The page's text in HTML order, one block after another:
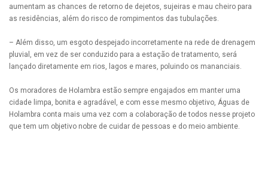
aumentam as chances de retorno de dejetos, sujeiras e mau cheiro para
as residências, além do risco de rompimentos das tubulações.
– Além disso, um esgoto despejado incorretamente na rede de drenagem
pluvial, em vez de ser conduzido para a estação de tratamento, será
lançado diretamente em rios, lagos e mares, poluindo os mananciais.
Os moradores de Holambra estão sempre engajados em manter uma
cidade limpa, bonita e agradável, e com esse mesmo objetivo, Águas de
Holambra conta mais uma vez com a colaboração de todos nesse projeto
que tem um objetivo nobre de cuidar de pessoas e do meio ambiente.